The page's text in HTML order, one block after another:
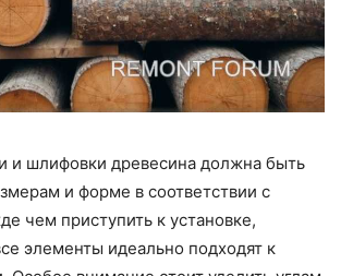
и шлифовки древесина должна быть
и форме в соответствии с
чем приступить к установке,
элементы идеально подходят к